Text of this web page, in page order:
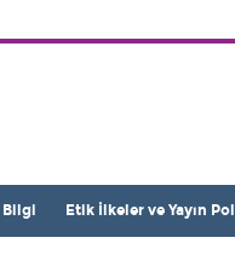
Etik İlkeler ve Yayın